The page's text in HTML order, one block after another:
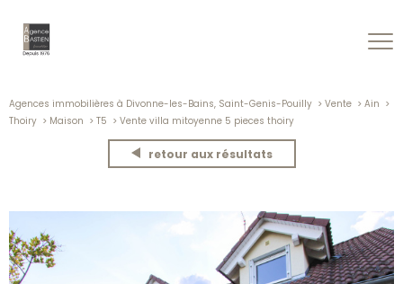
Agences immobilières à Divonne-les-Bains, Saint-Genis-Pouilly Vente
Ain
Thoiry
Maison T5 Vente villa mitoyenne 5 pieces thoiry
retour aux résultats